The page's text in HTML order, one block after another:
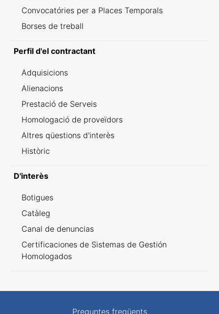
Convocatóries per a Places Temporals
Borses de treball
Perfil d'el contractant
Adquisicions
Alienacions
Prestació de Serveis
Homologació de proveïdors
Altres qüestions d'interès
Històric
D'interès
Botigues
Catàleg
Canal de denuncias
Certificaciones de Sistemas de Gestión
Homologados
Preguntes freqüents